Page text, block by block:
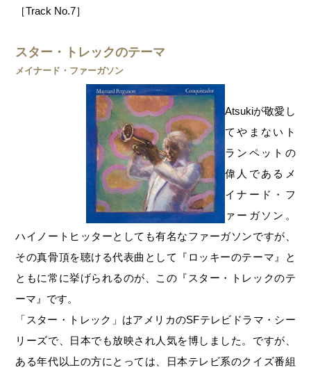
［Track No.7］
スター・トレックのテーマ
メイナード・ファーガソン
Atsukiが敬愛し
てやまないト
ランペットの
偉人であるメ
イナード・フ
ァーガソン。
ハイノートヒッターとしても有名なファーガソンですが、
その真骨頂を聴ける代表曲として『ロッキーのテーマ』と
ともに常に挙げられるのが、この『スター・トレックのテ
ーマ』です。
「スター・トレック」はアメリカのSFテレビドラマ・シー
リーズで、日本でも放映され人気を博しました。ですが、
ある年代以上の方にとっては、日本テレビ系のクイズ番組